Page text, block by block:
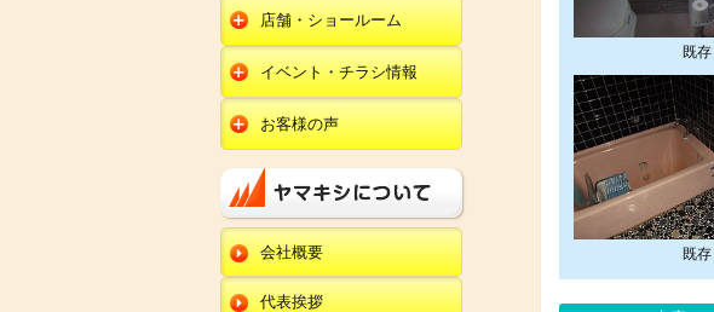
既存
既存
外壁塗装
内装リフォーム
洗面化粧台
エクステリア
外壁塗装・外装工事
改装・内装リフォー
ム
修理・小工事
全面リフォーム
店舗・ショールーム
田鶴浜店
金沢野々市店
川北店
小松店
新加賀店
金津店
イベント・チラシ情報
田鶴浜店
金沢野々市店
小松店
新加賀店
金津店
お客様の声
キッチン
ユニットバス
トイレ
洗面化粧台
会社概要
代表挨拶